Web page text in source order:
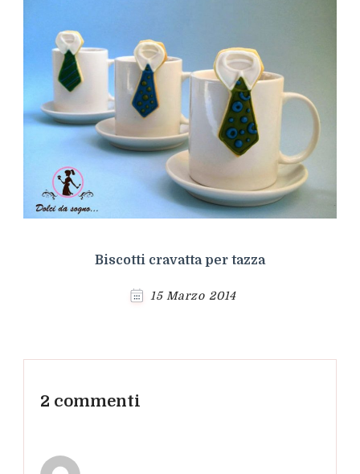
Biscotti cravatta per tazza
15 Marzo 2014
2 commenti